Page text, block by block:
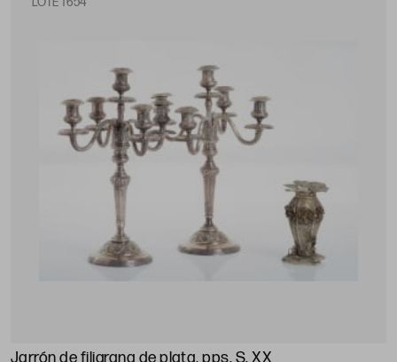
Jarrón de filigrana de plata, pps. S. XX